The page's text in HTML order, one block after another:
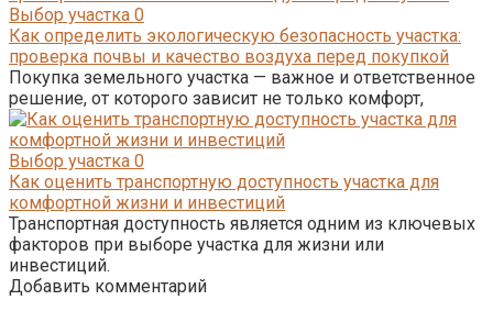
Выбор участка 0
Как определить экологическую безопасность участка:
проверка почвы и качество воздуха перед покупкой
Покупка земельного участка — важное и ответственное
решение, от которого зависит не только комфорт,
Выбор участка 0
Как оценить транспортную доступность участка для
комфортной жизни и инвестиций
Транспортная доступность является одним из ключевых
факторов при выборе участка для жизни или
инвестиций.
Добавить комментарий